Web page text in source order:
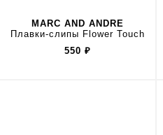
MARC AND ANDRE
Плавки-слипы Flower Touch
550 ₽